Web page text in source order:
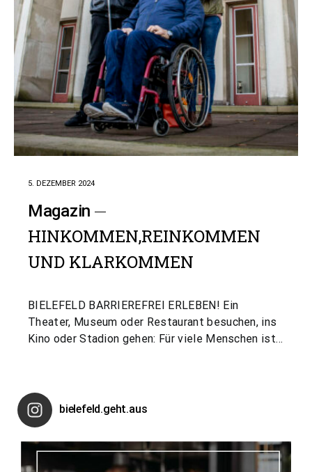
5. DEZEMBER 2024
Magazin
HINKOMMEN,REINKOMMEN
UND KLARKOMMEN
BIELEFELD BARRIEREFREI ERLEBEN! Ein
Theater, Museum oder Restaurant besuchen, ins
Kino oder Stadion gehen: Für viele Menschen ist…
bielefeld.geht.aus